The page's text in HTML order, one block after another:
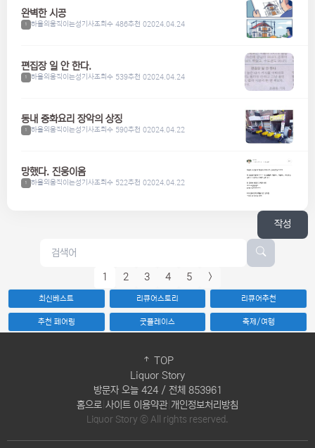
완벽한 시공
1 하울의움직이는성기사조회수 486추천 02024.04.24
편집장 일 안 한다.
1 하울의움직이는성기사조회수 539추천 02024.04.24
동내 중화요리 장악의 상징
1 하울의움직이는성기사조회수 590추천 02024.04.22
망했다. 진웅이옴
1 하울의움직이는성기사조회수 522추천 02024.04.22
작성
1 2 3 4 5 >
최신베스트 리큐어스토리 리큐어추천
추천 페어링 굿플레이스 축제/여행
Liquor Story
TOP
방문자 오늘 424 / 전체 853961
홈으로 사이트 이용약관| 개인정보처리방침
Liquor Story ⓒ All rights reserved.